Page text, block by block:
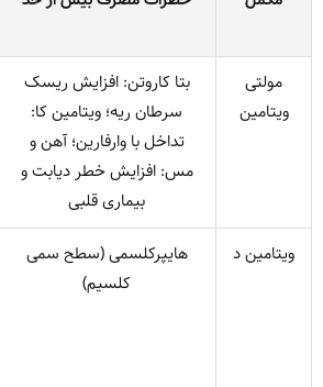
مولتی
ویتامین
بتا کاروتن: افزایش ریسک
سرطان ریه؛ ویتامین کا:
تداخل با وارفارین؛ آهن و
مس: افزایش خطر دیابت و
بیماری قلبی
ویتامین د
هایپرکلسمی (سطح سمی
کلسیم)